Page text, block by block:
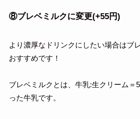
⑧ブレベミルクに変更(+55円)
より濃厚なドリンクにしたい場合はブ
おすすめです！
ブレベミルクとは、牛乳:生クリーム＝
った牛乳です。